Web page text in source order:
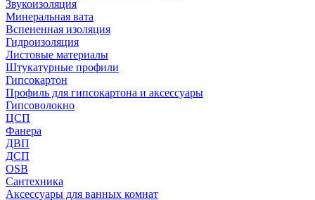
Звукоизоляция
Минеральная вата
Вспененная изоляция
Гидроизоляция
Листовые материалы
Штукатурные профили
Гипсокартон
Профиль для гипсокартона и аксессуары
Гипсоволокно
ЦСП
Фанера
ДВП
ДСП
OSB
Сантехника
Аксессуары для ванных комнат